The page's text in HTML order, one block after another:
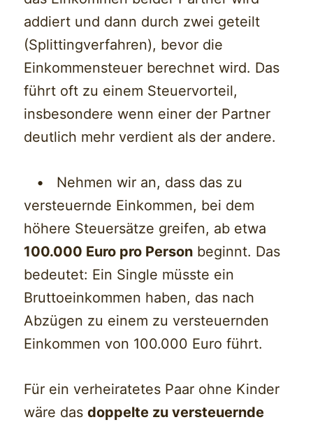
addiert und dann durch zwei geteilt
(Splittingverfahren), bevor die
Einkommensteuer berechnet wird. Das
führt oft zu einem Steuervorteil,
insbesondere wenn einer der Partner
deutlich mehr verdient als der andere.
• Nehmen wir an, dass das zu
versteuernde Einkommen, bei dem
höhere Steuersätze greifen, ab etwa
100.000 Euro pro Person beginnt. Das
bedeutet: Ein Single müsste ein
Bruttoeinkommen haben, das nach
Abzügen zu einem zu versteuernden
Einkommen von 100.000 Euro führt.
Für ein verheiratetes Paar ohne Kinder
wäre dasdoppelte zu versteuernde